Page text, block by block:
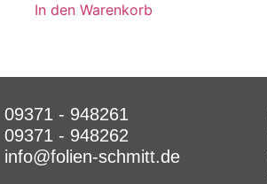
In den Warenkorb
09371 - 948261
09371 - 948262
info@folien-schmitt.de